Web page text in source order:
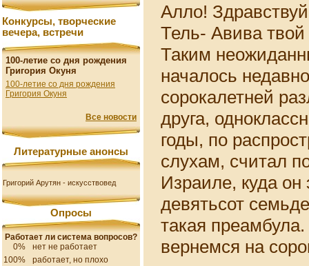
Конкурсы, творческие
вечера, встречи
100-летие со дня рождения
Григория Окуня
100-летие со дня рождения
Григория Окуня
Все новости
Литературные анонсы
Григорий Арутян - искусствовед
Опросы
Работает ли система вопросов?
0%
нет не работает
100%
работает, но плохо
Алло!
Тель- Авива
Таким
началось
сорокалетней
друга,
годы, по
слухам, считал
Израиле, куда
девятьсот
такая
вернемся на